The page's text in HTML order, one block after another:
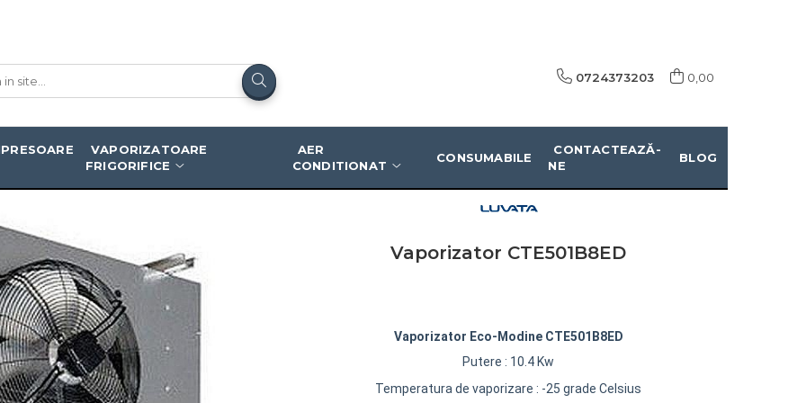
0724373203 0,00
VAPORIZATOARE
FRIGORIFICE
AER
CONDITIONAT
CONSUMABILE
CONTACTEAZĂ-
NE
BLOG
Vaporizator CTE501B8ED
Vaporizator Eco-Modine CTE501B8ED
Putere : 10.4 Kw
Temperatura de vaporizare : -25 grade Celsius